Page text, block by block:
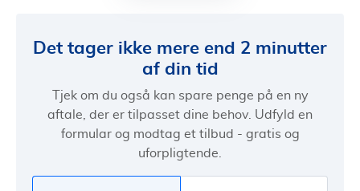
Det tager ikke mere end 2 minutter
af din tid
Tjek om du også kan spare penge på en ny
aftale, der er tilpasset dine behov. Udfyld en
formular og modtag et tilbud - gratis og
uforpligtende.